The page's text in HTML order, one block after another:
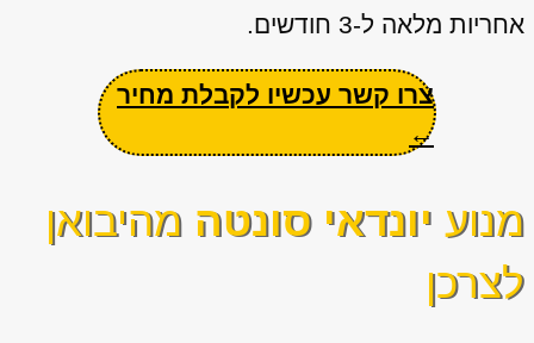
אחריות מלאה ל-3 חודשים.
צרו קשר עכשיו לקבלת מחיר
←
מנוע יונדאי סונטה מהיבואן
לצרכן